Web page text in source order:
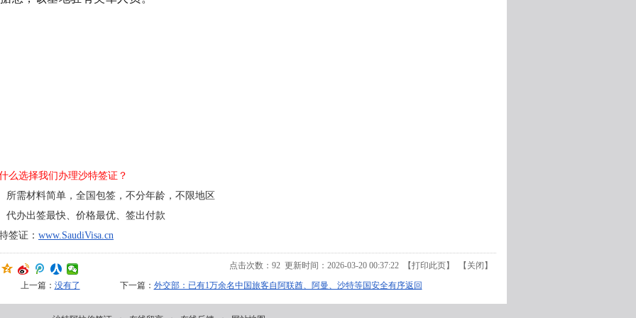
么选择我们办理沙特签证？
所需材料简单，全国包签，不分年龄，不限地区
代办出签最快、价格最优、签出付款
签证： www.SaudiVisa.cn
点击次数： 92 更新时间：2026-03-20 00:37:22 【打印此页】 【 关闭 】
上一篇： 没有了 下一篇： 外交部：已有1万余名中国旅客自阿联酋、阿曼、沙特等国安全有序返回